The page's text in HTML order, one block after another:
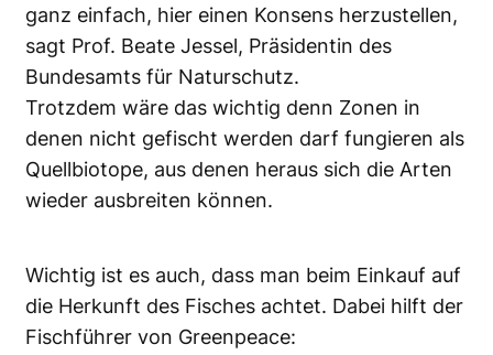
ganz einfach, hier einen Konsens herzustellen,
sagt Prof. Beate Jessel, Präsidentin des
Bundesamts für Naturschutz.
Trotzdem wäre das wichtig denn Zonen in
denen nicht gefischt werden darf fungieren als
Quellbiotope, aus denen heraus sich die Arten
wieder ausbreiten können.
Wichtig ist es auch, dass man beim Einkauf auf
die Herkunft des Fisches achtet. Dabei hilft der
Fischführer von Greenpeace: